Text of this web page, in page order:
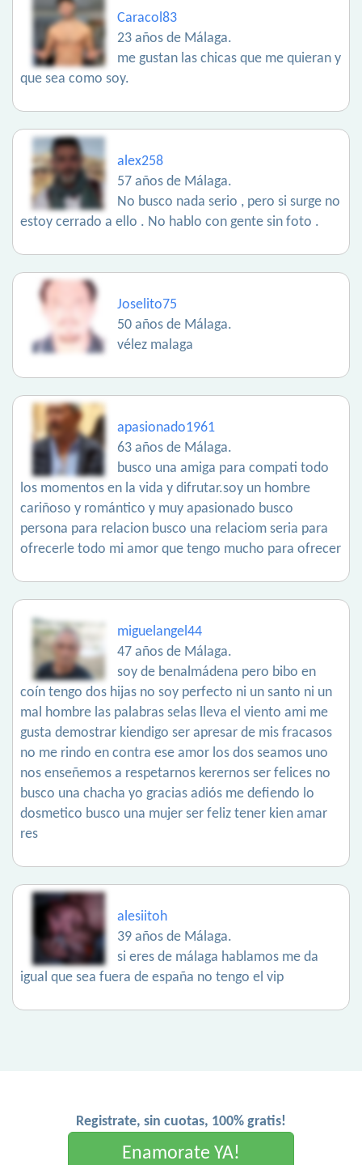
Caracol83
23 años de Málaga.
me gustan las chicas que me quieran y
que sea como soy.
alex258
57 años de Málaga.
No busco nada serio , pero si surge no
estoy cerrado a ello . No hablo con gente sin foto .
Joselito75
50 años de Málaga.
vélez malaga
apasionado1961
63 años de Málaga.
busco una amiga para compati todo
los momentos en la vida y difrutar.soy un hombre
cariñoso y romántico y muy apasionado busco
persona para relacion busco una relaciom seria para
ofrecerle todo mi amor que tengo mucho para ofrecer
miguelangel44
47 años de Málaga.
soy de benalmádena pero bibo en
coín tengo dos hijas no soy perfecto ni un santo ni un
mal hombre las palabras selas lleva el viento ami me
gusta demostrar kiendigo ser apresar de mis fracasos
no me rindo en contra ese amor los dos seamos uno
nos enseñemos a respetarnos kerernos ser felices no
busco una chacha yo gracias adiós me defiendo lo
dosmetico busco una mujer ser feliz tener kien amar
res
alesiitoh
39 años de Málaga.
si eres de málaga hablamos me da
igual que sea fuera de españa no tengo el vip
Registrate, sin cuotas, 100% gratis!
Enamorate YA!